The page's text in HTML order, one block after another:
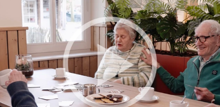
Wijkverpleging staat middenin netwerk van